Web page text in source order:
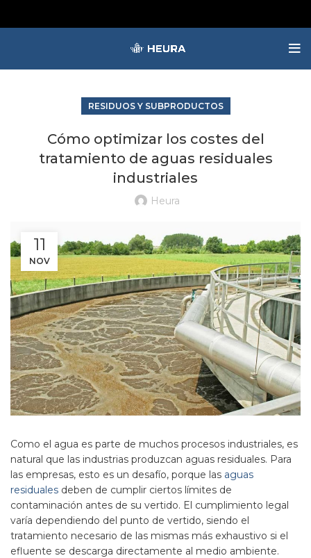
RESIDUOS Y SUBPRODUCTOS
Cómo optimizar los costes del
tratamiento de aguas residuales
industriales
Heura
11
NOV
Como el agua es parte de muchos procesos industriales, es
natural que las industrias produzcan aguas residuales. Para
las empresas, esto es un desafío, porque las aguas
residuales deben de cumplir ciertos límites de
contaminación antes de su vertido. El cumplimiento legal
varía dependiendo del punto de vertido, siendo el
tratamiento necesario de las mismas más exhaustivo si el
efluente se descarga directamente al medio ambiente.